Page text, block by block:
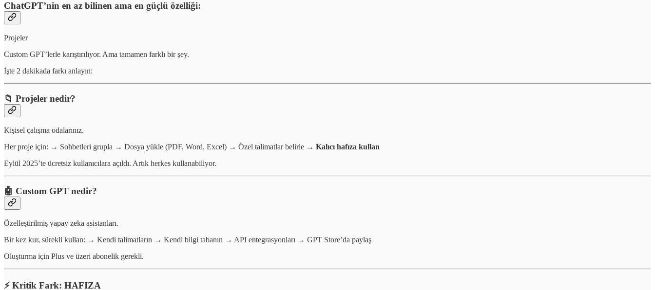
ChatGPT’nin en az bilinen ama en güçlü özelliği:
Projeler
Custom GPT’lerle karıştırılıyor. Ama tamamen farklı bir şey.
İşte 2 dakikada farkı anlayın:
📁 Projeler nedir?
Kişisel çalışma odalarınız.
Her proje için: → Sohbetleri grupla → Dosya yükle (PDF, Word, Excel) → Özel talimatlar belirle → Kalıcı hafıza kullan
Eylül 2025’te ücretsiz kullanıcılara açıldı. Artık herkes kullanabiliyor.
🤖 Custom GPT nedir?
Özelleştirilmiş yapay zeka asistanları.
Bir kez kur, sürekli kullan: → Kendi talimatların → Kendi bilgi tabanın → API entegrasyonları → GPT Store’da paylaş
Oluşturma için Plus ve üzeri abonelik gerekli.
⚡ Kritik Fark: HAFIZA